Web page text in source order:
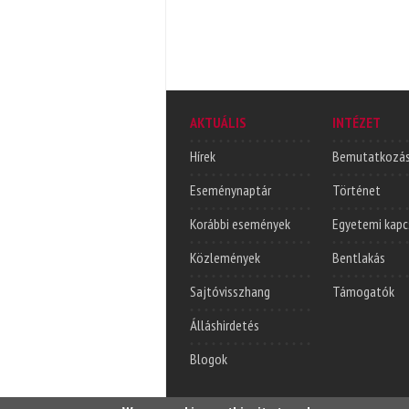
AKTUÁLIS
Hírek
Eseménynaptár
Korábbi események
Közlemények
Sajtóvisszhang
Álláshirdetés
Blogok
INTÉZET
Történet
Egyetemi
Bentlakás
Támogatók